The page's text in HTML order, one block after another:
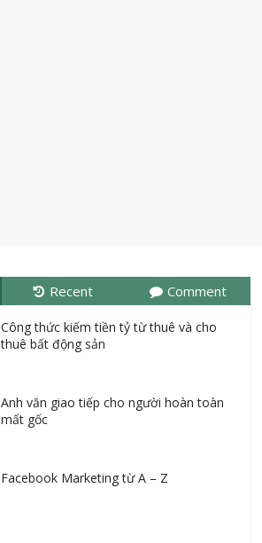
Recent Comment
Công thức kiếm tiền tỷ từ thuê và cho
thuê bất động sản
Anh văn giao tiếp cho người hoàn toàn
mất gốc
Facebook Marketing từ A – Z